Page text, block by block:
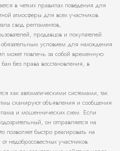
в четких правилах поведения для
атмосферы для всех участников.
свод регламентов,
продавцов и покупателей.
условием для нахождения
может повлечь за собой временную
без права восстановления, в
как автоматическими системами, так
сканируют объявления и сообщения
и мошеннических схем. Если
он отправляется на
быстро реагировать на
недобросовестных участников.